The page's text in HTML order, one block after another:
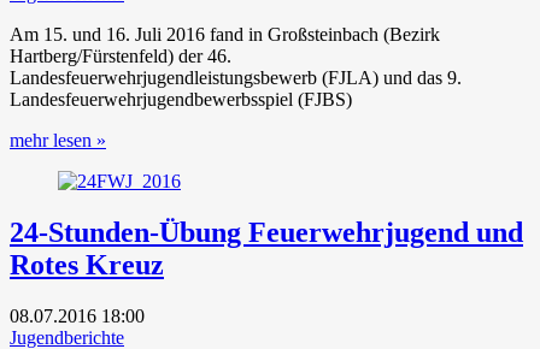
Am 15. und 16. Juli 2016 fand in Großsteinbach (Bezirk
Hartberg/Fürstenfeld) der 46.
Landesfeuerwehrjugendleistungsbewerb (FJLA) und das 9.
Landesfeuerwehrjugendbewerbsspiel (FJBS)
mehr lesen »
24-Stunden-Übung Feuerwehrjugend und
Rotes Kreuz
08.07.2016 18:00
Jugendberichte